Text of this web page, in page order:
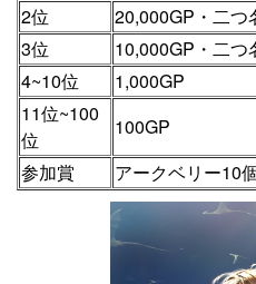
2位
20,000GP・二つ
3位
10,000GP・二つ
4~10位
1,000GP
11位~100
位
100GP
参加賞
アークベリー10